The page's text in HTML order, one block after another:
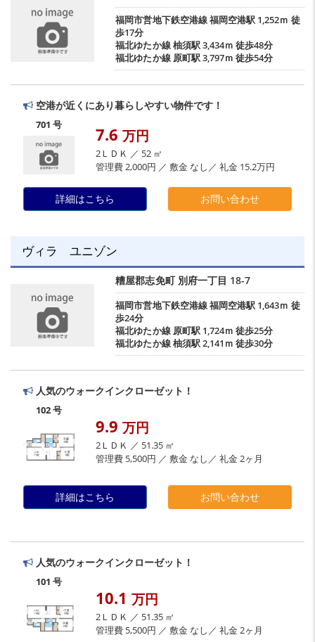
福岡市営地下鉄空港線福岡空港駅 1,252ｍ 徒
歩17分
福北ゆたか線柚須駅3,434ｍ 徒歩48分
福北ゆたか線 原町駅3,797ｍ 徒歩54分
空港が近くにあり暮らしやすい物件です！
701 号 7.6 万円
2ＬＤＫ ／ 52 ㎡
管理費 2,000円 ／ 敷金 なし／ 礼金 15.2万円
詳細はこちら お問い合わせ
ヴィラ ユニゾン
糟屋郡志免町 別府一丁目 18-7
福岡市営地下鉄空港線福岡空港駅 1,643ｍ 徒
歩24分
福北ゆたか線 原町駅1,724ｍ 徒歩25分
福北ゆたか線柚須駅2,141ｍ 徒歩30分
人気のウォークインクローゼット！
102 号
9.9 万円
2ＬＤＫ ／ 51.35 ㎡
管理費 5,500円 ／ 敷金 なし／ 礼金 2ヶ月
詳細はこちら お問い合わせ
人気のウォークインクローゼット！
101 号
10.1 万円
2ＬＤＫ ／ 51.35 ㎡
管理費 5,500円 ／ 敷金 なし／ 礼金 2ヶ月